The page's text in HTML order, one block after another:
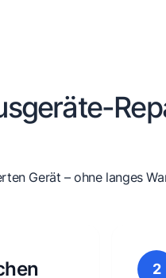
Gerät – ohne langes
2